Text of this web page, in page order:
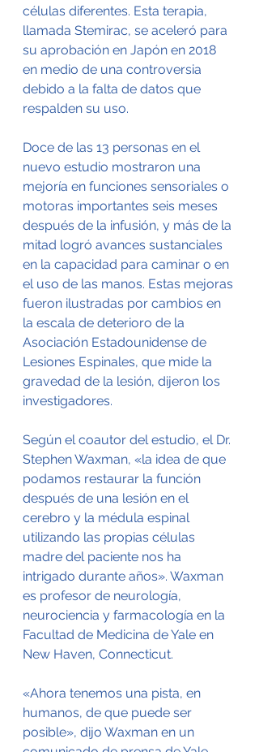
células diferentes. Esta terapia,
llamada Stemirac, se aceleró para
su aprobación en Japón en 2018
en medio de una controversia
debido a la falta de datos que
respalden su uso.
Doce de las 13 personas en el
nuevo estudio mostraron una
mejoría en funciones sensoriales o
motoras importantes seis meses
después de la infusión, y más de la
mitad logró avances sustanciales
en la capacidad para caminar o en
el uso de las manos. Estas mejoras
fueron ilustradas por cambios en
la escala de deterioro de la
Asociación Estadounidense de
Lesiones Espinales, que mide la
gravedad de la lesión, dijeron los
investigadores.
Según el coautor del estudio, el Dr.
Stephen Waxman, «la idea de que
podamos restaurar la función
después de una lesión en el
cerebro y la médula espinal
utilizando las propias células
madre del paciente nos ha
intrigado durante años». Waxman
es profesor de neurología,
neurociencia y farmacología en la
Facultad de Medicina de Yale en
New Haven, Connecticut.
«Ahora tenemos una pista, en
humanos, de que puede ser
posible», dijo Waxman en un